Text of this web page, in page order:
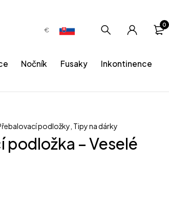
€
0
Nočník Fusaky
Inkontinence
podložky Tipy na dárky
podložka – Veselé